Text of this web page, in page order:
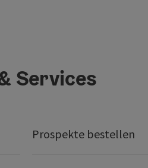
Services
Prospekte bestellen